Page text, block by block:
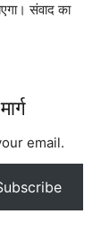
संवाद का
email.